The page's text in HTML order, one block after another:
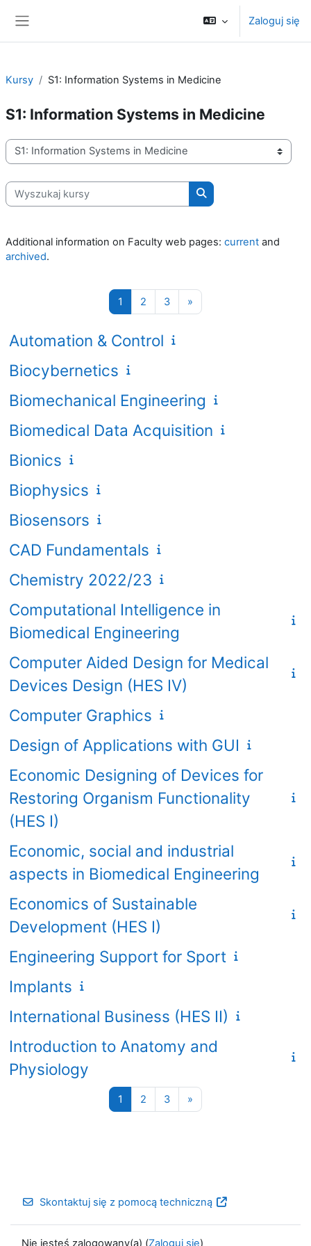
Zaloguj się
Kursy S1: Information Systems in Medicine
S1: Information Systems in Medicine
Kategorie kursów
Wyszukaj kursy
Wyszukaj kursy
Additional information on Faculty web pages: current and
archived.
1 Strona 1
2 Strona 2
3Strona 3
»
Automation & Control
Biocybernetics
Biomechanical Engineering
Biomedical Data Acquisition
Bionics
Biophysics
Biosensors
CAD Fundamentals
Chemistry 2022/23
Computational Intelligence in
Biomedical Engineering
Computer Aided Design for Medical
Devices Design (HES IV)
Computer Graphics
Design of Applications with GUI
Economic Designing of Devices for
Restoring Organism Functionality
(HES I)
Economic, social and industrial
aspects in Biomedical Engineering
Economics of Sustainable
Development (HES I)
Engineering Support for Sport
Implants
International Business (HES II)
Introduction to Anatomy and
Physiology
1 Strona 1
2 Strona 2
3Strona 3
»
Skontaktuj się z pomocą techniczną
Nie jesteś zalogowany(a) (Zaloguj się)